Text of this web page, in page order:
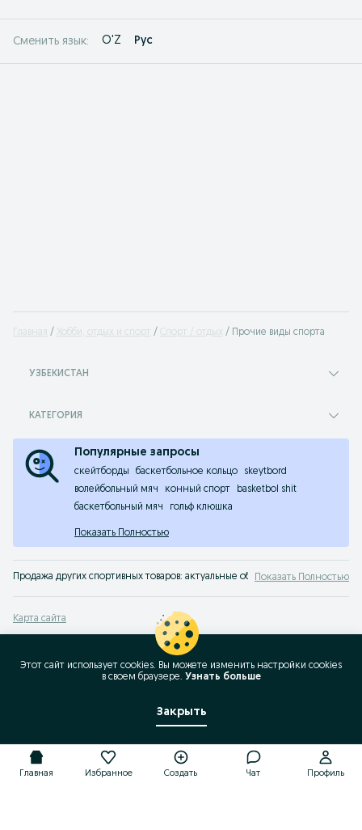
Сменить язык: O'Z Рус
Главная Хобби, отдых и спорт Спорт / отдых Прочие виды спорта
УЗБЕКИСТАН
КАТЕГОРИЯ
Популярные запросы
скейтборды баскетбольное кольцо
skeytbord
волейбольный мяч
конный спорт
basketbol shit
баскетбольный мяч
гольф клюшка
Показать Полностью
Продажа других спортивных товаров: актуальные объявления OLX.uz
Показать Полностью
Карта сайта
Карта бизнес-страницы
Популярные запросы
Главная Избранное Создать Чат Профиль
Этот сайт использует cookies. Вы можете изменить настройки cookies
в своeм браузере. Узнать больше
Закрыть